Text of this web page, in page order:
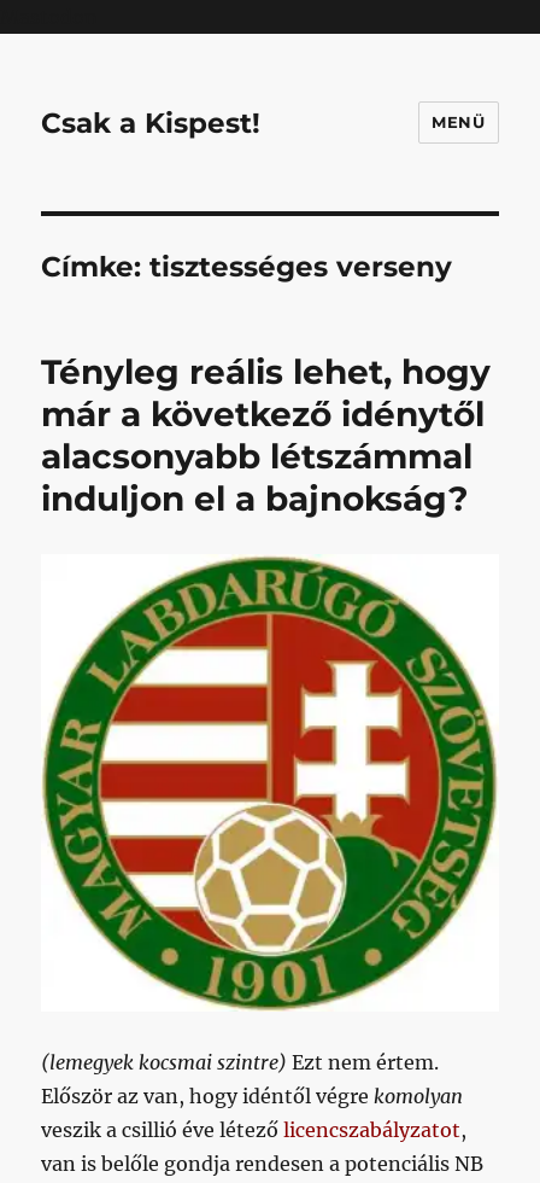
Csak a Kispest! MENÜ
Címke:tisztességes verseny
Tényleg reális lehet, hogy
már a következő idénytől
alacsonyabb létszámmal
induljon el a bajnokság?
(lemegyek kocsmai szintre) Ezt nem értem.
Először az van, hogy idéntől végrekomolyan
veszik a csillió éve létezőlicencszabályzatot,
van is belőle gondja rendesen a potenciális NB